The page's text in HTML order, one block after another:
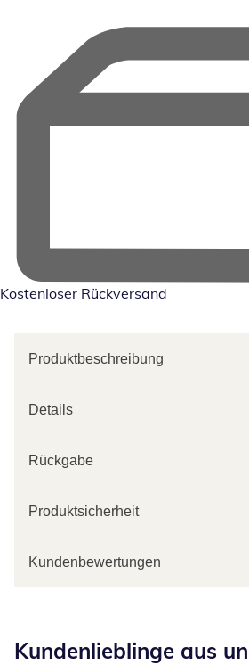
Kostenloser Rückversand
Produktbeschreibung
Details
Rückgabe
Produktsicherheit
Kundenbewertungen
Kundenlieblinge aus